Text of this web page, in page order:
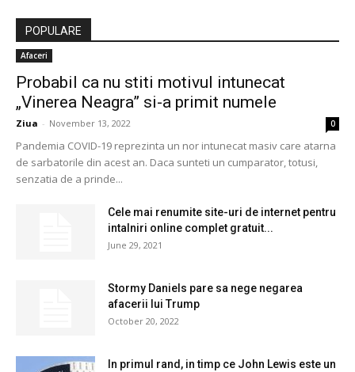
POPULARE
Afaceri
Probabil ca nu stiti motivul intunecat
„Vinerea Neagra” si-a primit numele
Ziua - November 13, 2022 0
Pandemia COVID-19 reprezinta un nor intunecat masiv care atarna
de sarbatorile din acest an. Daca sunteti un cumparator, totusi,
senzatia de a prinde...
Cele mai renumite site-uri de internet pentru
intalniri online complet gratuit...
June 29, 2021
Stormy Daniels pare sa nege negarea
afacerii lui Trump
October 20, 2022
In primul rand, in timp ce John Lewis este un